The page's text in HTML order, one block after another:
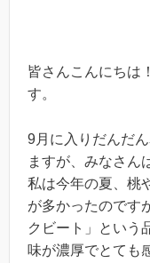
皆さんこんにちは
す。
9月に入りだんだ
ますが、みなさん
私は今年の夏、桃
が多かったのです
クビート」という
味が濃厚でとても